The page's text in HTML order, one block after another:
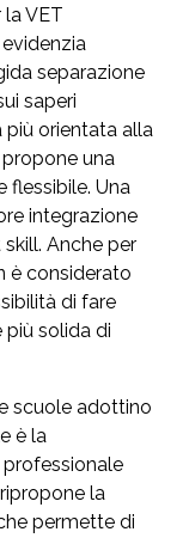
VET
separazione
saperi
orientata alla
una
flessibile. Una
integrazione
Anche per
è considerato
di fare
più solida di
scuole adottino
è la
la
permette di